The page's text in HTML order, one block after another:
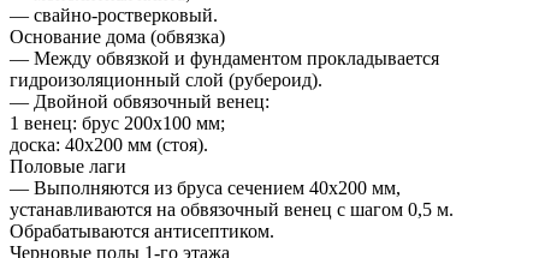
— свайно-ростверковый.
Основание дома (обвязка)
— Между обвязкой и фундаментом прокладывается
гидроизоляционный слой (рубероид).
— Двойной обвязочный венец:
1 венец: брус 200х100 мм;
доска: 40х200 мм (стоя).
Половые лаги
— Выполняются из бруса сечением 40х200 мм,
устанавливаются на обвязочный венец с шагом 0,5 м.
Обрабатываются антисептиком.
Черновые полы 1-го этажа